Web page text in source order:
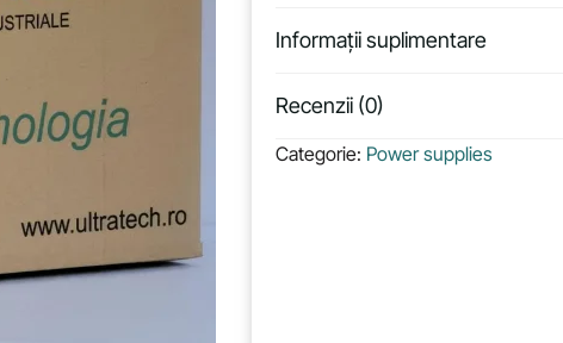
Informații suplimentare
Recenzii (0)
Categorie: Power supplies